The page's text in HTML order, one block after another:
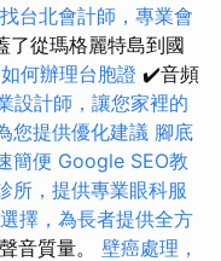
台北會計師，專業會
了從瑪格麗特島到國
如何辦理台胞證 ✔️音頻
設計師，讓您家裡的
您提供優化建議 腳底
簡便 Google SEO教
所，提供專業眼科服
擇，為長者提供全方
音質量。 壁癌處理，